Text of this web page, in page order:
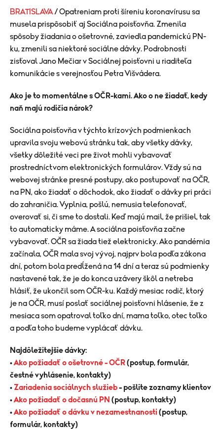
BRATISLAVA / Opatreniam proti šíreniu koronavírusu sa
musela prispôsobiť aj Sociálna poisťovňa. Zmenila
spôsoby žiadania o ošetrovné, zaviedla pandemickú PN-
ku, zmenili sa niektoré sociálne dávky. Podrobnosti
zisťoval Jano Mečiar v Sociálnej poisťovni u riaditeľa
komunikácie s verejnosťou Petra Višvádera.
Ako je to momentálne s OČR-kami. Ako o ne žiadať, kedy
naň majú rodičia nárok?
Sociálna poisťovňa v týchto krízových podmienkach
upravila svoju webovú stránku tak, aby všetky dávky,
všetky dôležité veci pre život mohli vybavovať
prostredníctvom elektronických formulárov. Vždy sú na
webovej stránke presné postupy, ako postupovať na OČR,
na PN, ako žiadať o dôchodok, ako žiadať o dávky pri práci
do zahraničia. Vyplnia, pošlú, nemusia telefonovať,
overovať si, či sme to dostali. Keď majú mail, že prišiel, tak
to automaticky máme. A sociálna poisťovňa začne
vybavovať. OČR sa žiada tiež elektronicky. Ako pandémia
začínala, OČR mala svoj vývoj, najprv bola podľa zákona
dní, potom bola predĺžená na 14 dní a teraz sú podmienky
nastavené tak, že je do konca uzávery škôl a netreba
hlásiť, že ukončil som OČR-ku. Každý mesiac rodič, ktorý
je na OČR, musí poslať sociálnej poisťovni hlásenie, že z
mesiaca som opatroval toľko dní, mama toľko, otec toľko
a podľa toho budeme vyplácať dávku.
Najdôležitejšie dávky:
•Ako požiadať o ošetrovné – OČR(postup, formulár,
čestné vyhlásenie, kontakty)
• Zariadenia sociálnych služieb– pošlite zoznamy klientov
•Ako požiadať o dočasnú PN (postup, kontakty)
•Ako požiadať o dávku v nezamestnanosti (postup,
formulár, kontakty)